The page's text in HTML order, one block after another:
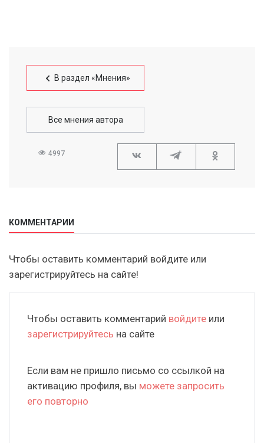
В раздел «Мнения»
Все мнения автора
4997
КОММЕНТАРИИ
Чтобы оставить комментарий войдите или
зарегистрируйтесь на сайте!
Чтобы оставить комментарий войдите или
зарегистрируйтесь на сайте
Если вам не пришло письмо со ссылкой на
активацию профиля, вы можете запросить
его повторно